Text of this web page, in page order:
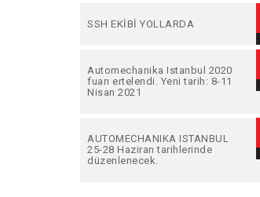
SSH EKİBİ YOLLARDA
Automechanika Istanbul 2020
fuarı ertelendi. Yeni tarih: 8-11
Nisan 2021
AUTOMECHANIKA ISTANBUL
25-28 Haziran tarihlerinde
düzenlenecek.